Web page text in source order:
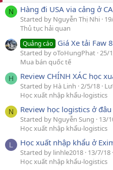
N Hàng đi USA via cảng ở
Started by Nguyễn Thị Nhi
Thủ tục hải quan
Quảng cáo Giá Xe tải Faw
Started by oToHungPhat 25/
Mua bán quốc tế
H Review CHÍNH XÁC học
Started by Hà Linh 2/5/18
Học xuất nhập khẩu-logistics
N Review học logistics ở
Started by Nguyễn Sung 13/
Học xuất nhập khẩu-logistics
L Học xuất nhập khẩu ở
Started by linhle2018 13/7/18
Học xuất nhập khẩu-logistics